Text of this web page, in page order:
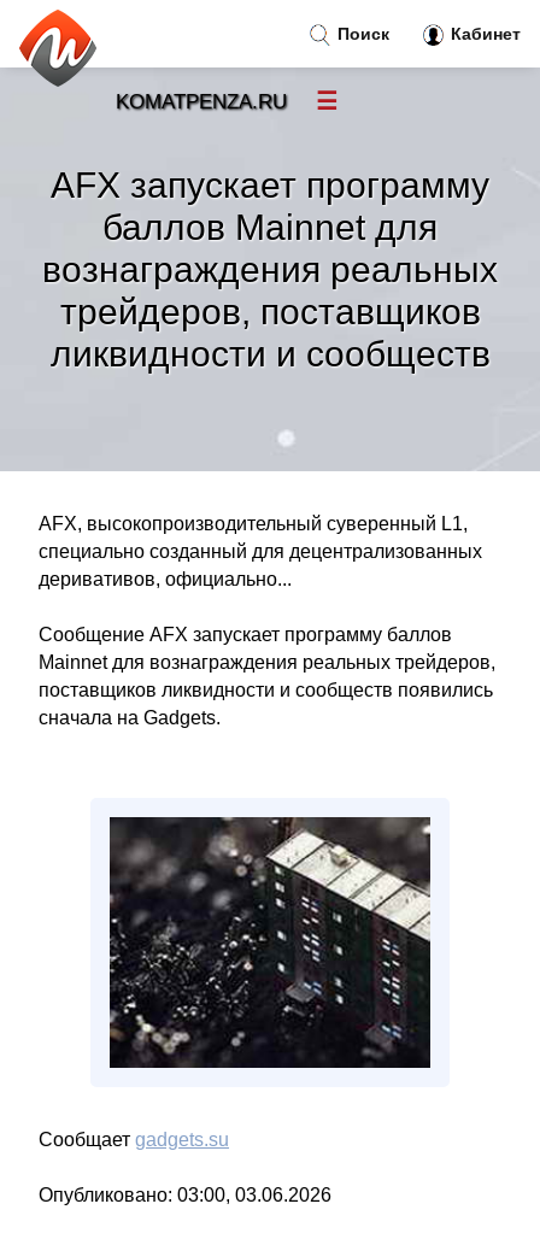
AFX запускает программу
баллов Mainnet для
вознаграждения реальных
трейдеров, поставщиков
ликвидности и сообществ
AFX, высокопроизводительный суверенный L1,
специально созданный для децентрализованных
деривативов, официально...
Сообщение AFX запускает программу баллов
Mainnet для вознаграждения реальных трейдеров,
поставщиков ликвидности и сообществ появились
сначала на Gadgets.
Сообщает gadgets.su
Опубликовано: 03:00, 03.06.2026
Поиск Кабинет
KOMATPENZA.RU ☰
Новости»
Тренды новостей»
Рубрики»